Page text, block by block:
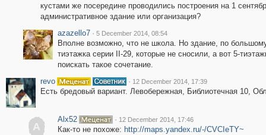
кустами же посередине проводились построения на 1
административное здание или организация?
azazello7 · 5 December 2014, 08:54
Вполне возможно, что не школа. Но здание, по
тиэтажка серии II-29, которые не сносили, а вот 5-
поискать такое сочетание.
revo
· 12 December 2014, 17:39
Есть бредовый вариант. Левобережная, Библиотечная 10,
A
Alx52 · 12 December 2014, 17:46
Как-то не похоже: http://maps.yandex.ru/-/CVCIeTY~